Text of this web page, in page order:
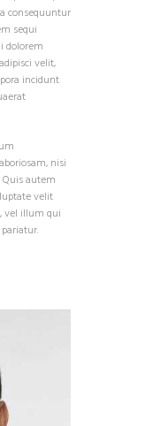
consequuntur
sequi
dolorem
velit,
incidunt
nisi
autem
velit
vel illum qui